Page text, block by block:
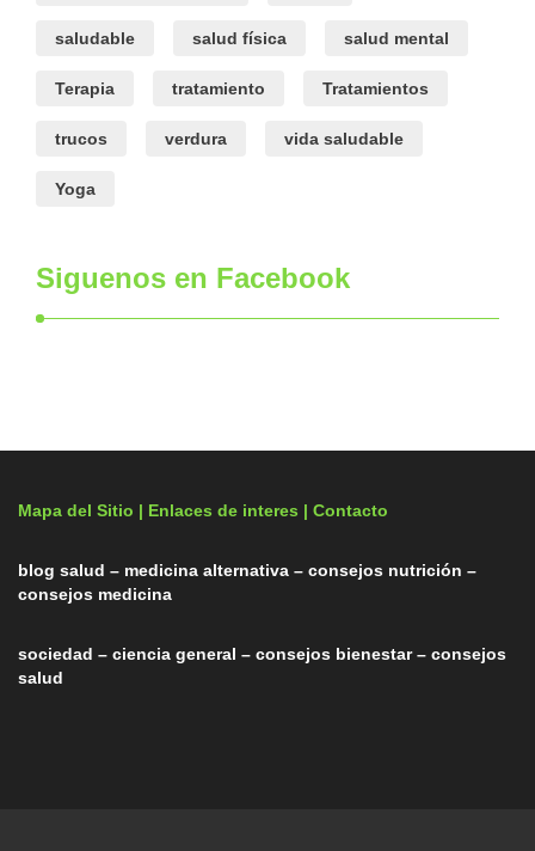
saludable salud física salud mental
Terapia tratamiento Tratamientos
trucos verdura vida saludable
Yoga
Siguenos en Facebook
Mapa del Sitio | Enlaces de interes | Contacto
blog salud – medicina alternativa – consejos nutrición –
consejos medicina
sociedad – ciencia general – consejos bienestar – consejos
salud